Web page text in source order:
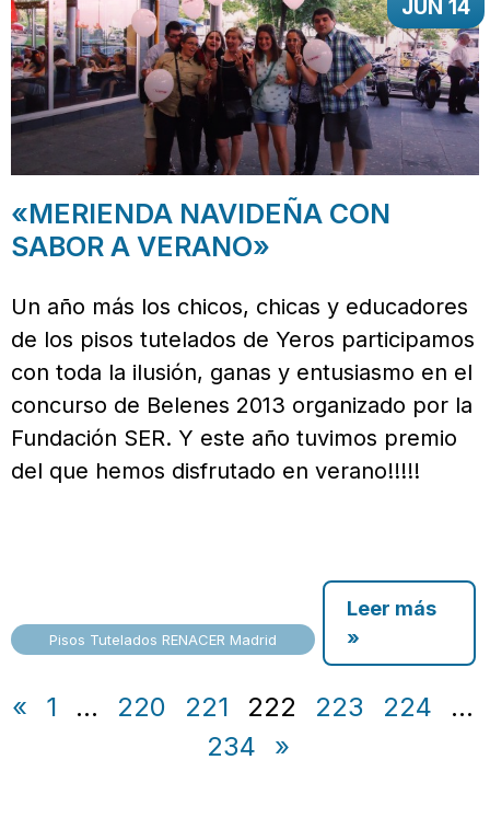
JUN 14
«MERIENDA NAVIDEÑA CON
SABOR A VERANO»
Un año más los chicos, chicas y educadores
de los pisos tutelados de Yeros participamos
con toda la ilusión, ganas y entusiasmo en el
concurso de Belenes 2013 organizado por la
Fundación SER. Y este año tuvimos premio
del que hemos disfrutado en verano!!!!!
Pisos Tutelados RENACER Madrid
Leer más
»
« 1 … 220 221 222 223 224
…
234
»